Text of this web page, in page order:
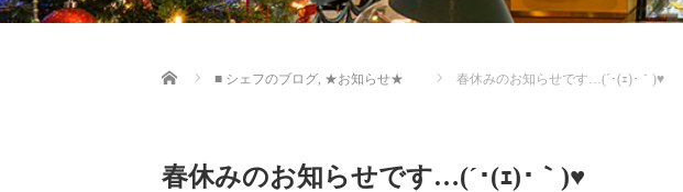
Home ■ シェフのブログ, ★お知らせ★ 春休みのお知らせです…(´･(ｪ)･｀)♥️
春休みのお知らせです…(´･(ｪ)･｀)♥️